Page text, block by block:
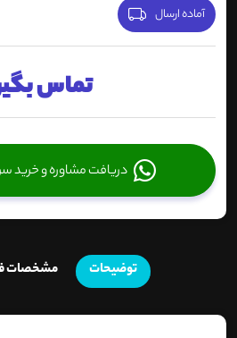
آماده ارسال
تماس
دریافت مشاوره و خرید
توضیحات مشخصات